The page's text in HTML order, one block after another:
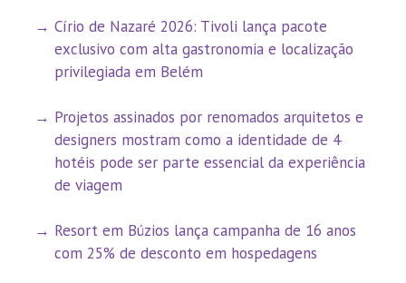
Círio de Nazaré 2026: Tivoli lança pacote
exclusivo com alta gastronomia e localização
privilegiada em Belém
Projetos assinados por renomados arquitetos e
designers mostram como a identidade de 4
hotéis pode ser parte essencial da experiência
de viagem
Resort em Búzios lança campanha de 16 anos
com 25% de desconto em hospedagens